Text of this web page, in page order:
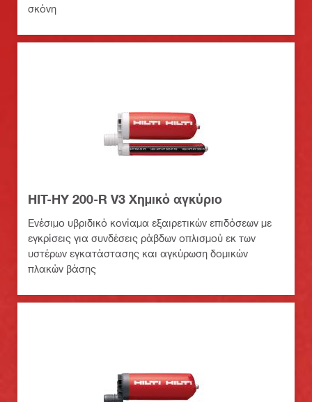
σκόνη
HIT-HY 200-R V3 Χημικό αγκύριο
Ενέσιμο υβριδικό κονίαμα εξαιρετικών επιδόσεων με
εγκρίσεις για συνδέσεις ράβδων οπλισμού εκ των
υστέρων εγκατάστασης και αγκύρωση δομικών
πλακών βάσης